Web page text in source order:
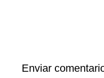
Enviar